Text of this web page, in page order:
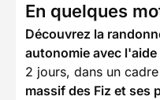
En quelques
Découvrez la
autonomie avec
2 jours, dans un
massif des Fiz et ses